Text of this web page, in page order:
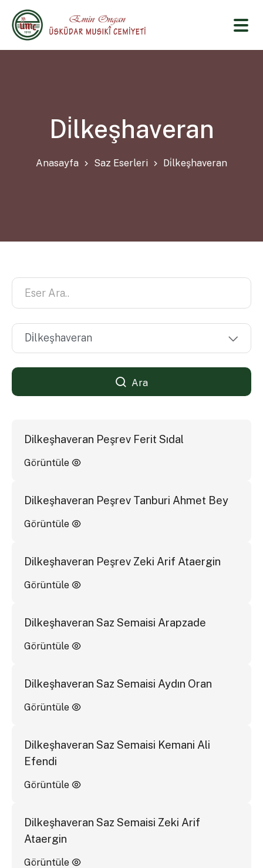
Di̇lkeşhaveran
Anasayfa Saz Eserleri Di̇lkeşhaveran
Ara
Dilkeşhaveran Peşrev Ferit Sıdal
Görüntüle
Dilkeşhaveran Peşrev Tanburi Ahmet Bey
Görüntüle
Dilkeşhaveran Peşrev Zeki Arif Ataergin
Görüntüle
Dilkeşhaveran Saz Semaisi Arapzade
Görüntüle
Dilkeşhaveran Saz Semaisi Aydın Oran
Görüntüle
Dilkeşhaveran Saz Semaisi Kemani Ali
Efendi
Görüntüle
Dilkeşhaveran Saz Semaisi Zeki Arif
Ataergin
Görüntüle